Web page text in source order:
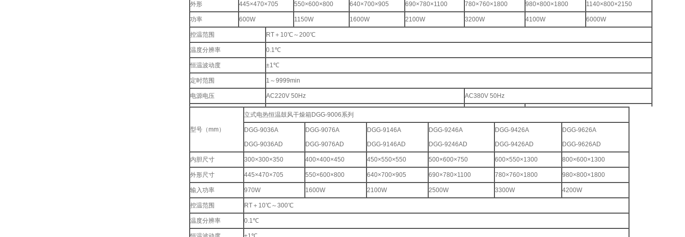
外形 445×470×705 550×600×800 640×700×905 690×780×1100 780×760×1800 980×800×1800 1140×800×2150
功率 600W 1150W 1600W 2100W 3200W 4100W 6000W
控温范围 RT＋10℃～200℃
温度分辨率 0.1℃
恒温波动度 ±1℃
定时范围 1～9999min
电源电压 AC220V 50Hz AC380V 50Hz
2块
工作环境 5℃-40℃
型号（mm）
立式电热恒温鼓风干燥箱DGG-9006系列
DGG-9036A
DGG-9036AD
DGG-9076A
DGG-9076AD
DGG-9146A
DGG-9146AD
DGG-9246A
DGG-9246AD
DGG-9426A
DGG-9426AD
DGG-9626A
DGG-9626AD
内胆尺寸 300×300×350 400×400×450 450×550×550 500×600×750 600×550×1300 800×600×1300
外形尺寸 445×470×705 550×600×800 640×700×905 690×780×1100 780×760×1800 980×800×1800
输入功率 970W 1600W 2100W 2500W 3300W 4200W
控温范围 RT＋10℃～300℃
温度分辨率 0.1℃